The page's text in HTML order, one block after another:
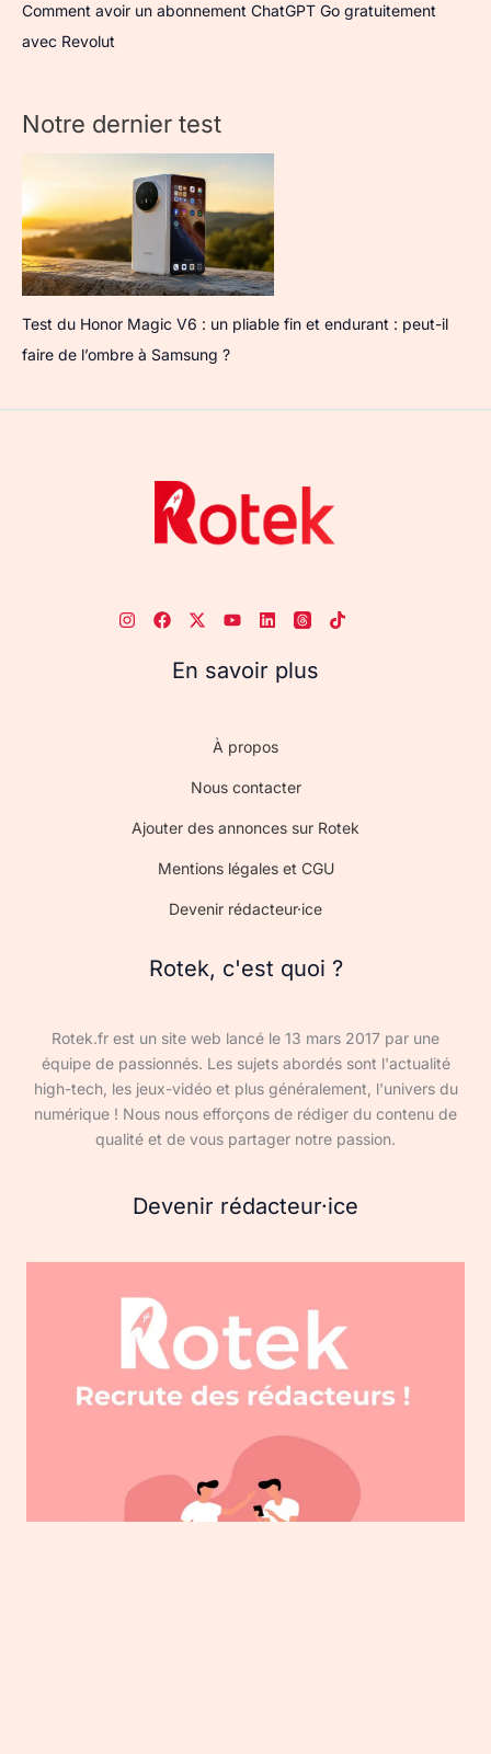
Comment avoir un abonnement ChatGPT Go gratuitement
avec Revolut
Notre dernier test
Test du Honor Magic V6 : un pliable fin et endurant : peut-il
faire de l’ombre à Samsung ?
En savoir plus
À propos
Nous contacter
Ajouter des annonces sur Rotek
Mentions légales et CGU
Devenir rédacteur·ice
Rotek, c'est quoi ?
Rotek.fr est un site web lancé le 13 mars 2017 par une
équipe de passionnés. Les sujets abordés sont l'actualité
high-tech, les jeux-vidéo et plus généralement, l'univers du
numérique ! Nous nous efforçons de rédiger du contenu de
qualité et de vous partager notre passion.
Devenir rédacteur·ice